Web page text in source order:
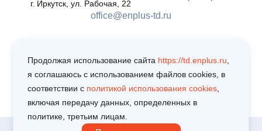
г. Иркутск, ул. Рабочая, 22
office@enplus-td.ru
Продолжая использование сайта https://td.enplus.ru
я соглашаюсь c использованием файлов cookies, в
соответствии c политикой использования cookies
включая передачу данных, определенных в
политике, третьим лицам.